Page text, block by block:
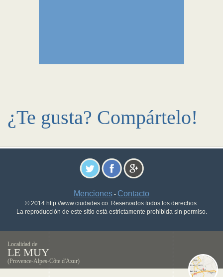
¿Te gusta? Compártelo!
Menciones - Contacto
© 2014 http://www.ciudades.co. Reservados todos los derechos.
La reproducción de este sitio está estrictamente prohibida sin permiso.
Localidad de
LE MUY
(Provence-Alpes-Côte d'Azur)